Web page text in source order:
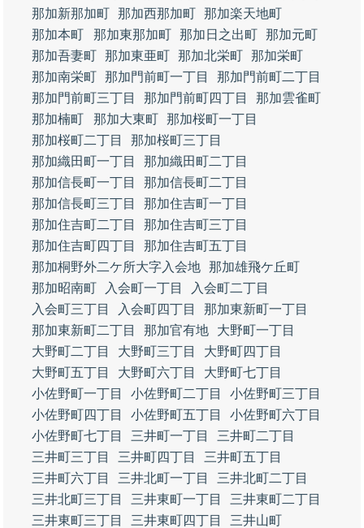
那加新那加町 那加西那加町 那加楽天地町
那加本町
那加東那加町 那加日之出町 那加元町
那加吾妻町 那加東亜町 那加北栄町 那加栄町
那加南栄町 那加門前町一丁目
那加門前町二丁目
那加門前町三丁目
那加門前町四丁目
那加雲雀町
那加楠町
那加大東町 那加桜町一丁目
那加桜町二丁目
那加桜町三丁目
那加織田町一丁目
那加織田町二丁目
那加信長町一丁目
那加信長町二丁目
那加信長町三丁目
那加住吉町一丁目
那加住吉町二丁目
那加住吉町三丁目
那加住吉町四丁目
那加住吉町五丁目
那加桐野外二ケ所大字入会地 那加雄飛ケ丘町
那加昭南町
入会町一丁目
入会町二丁目
入会町三丁目
入会町四丁目
那加東新町一丁目
那加東新町二丁目
那加官有地
大野町一丁目
大野町二丁目
大野町三丁目
大野町四丁目
大野町五丁目
大野町六丁目
大野町七丁目
小佐野町一丁目
小佐野町二丁目
小佐野町三丁目
小佐野町四丁目
小佐野町五丁目
小佐野町六丁目
小佐野町七丁目
三井町一丁目
三井町二丁目
三井町三丁目
三井町四丁目
三井町五丁目
三井町六丁目
三井北町一丁目
三井北町二丁目
三井北町三丁目
三井東町一丁目
三井東町二丁目
三井東町三丁目
三井東町四丁目 三井山町